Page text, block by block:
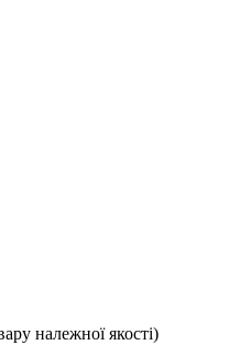
належної якості)